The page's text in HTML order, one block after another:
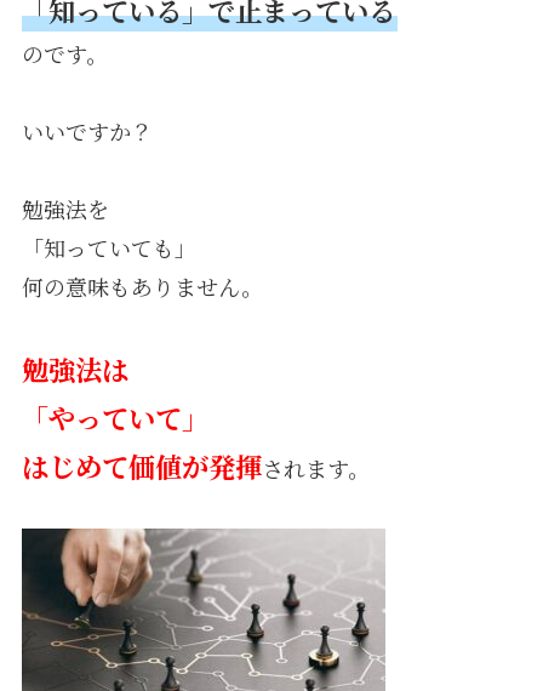
「知っている」で止まっている
のです。
いいですか？
勉強法を
「知っていても」
何の意味もありません。
勉強法は
「やっていて」
はじめて価値が発揮されます。